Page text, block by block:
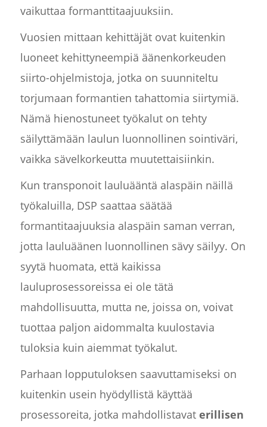
vaikuttaa formanttitaajuuksiin.
Vuosien mittaan kehittäjät ovat kuitenkin
luoneet kehittyneempiä äänenkorkeuden
siirto-ohjelmistoja, jotka on suunniteltu
torjumaan formantien tahattomia siirtymiä.
Nämä hienostuneet työkalut on tehty
säilyttämään laulun luonnollinen sointiväri,
vaikka sävelkorkeutta muutettaisiinkin.
Kun transponoit lauluääntä alaspäin näillä
työkaluilla, DSP saattaa säätää
formantitaajuuksia alaspäin saman verran,
jotta lauluäänen luonnollinen sävy säilyy. On
syytä huomata, että kaikissa
lauluprosessoreissa ei ole tätä
mahdollisuutta, mutta ne, joissa on, voivat
tuottaa paljon aidommalta kuulostavia
tuloksia kuin aiemmat työkalut.
Parhaan lopputuloksen saavuttamiseksi on
kuitenkin usein hyödyllistä käyttää
prosessoreita, jotka mahdollistavat erillisen